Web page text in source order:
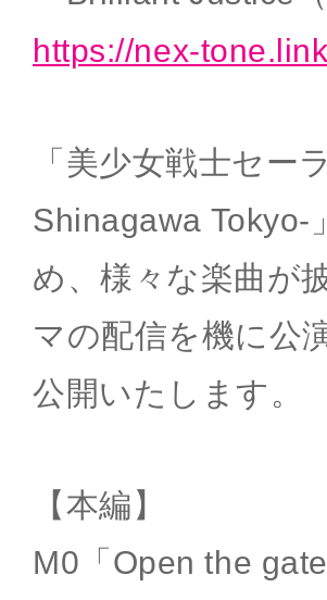
https://nex-
「美少女戦士セー
Shinagawa Tokyo-
め、様々な楽曲が
マの配信を機に公
公開いたします。
【本編】
M0「Open the